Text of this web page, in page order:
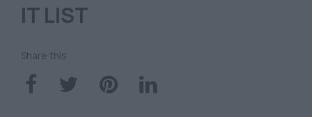
IT LIST
Share this